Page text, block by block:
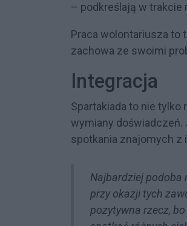
– podkreślają w trakcie
Praca wolontariusza to
zachowa ze swoimi
Integracja
Spartakiada to nie
wymiany doświadczeń.
spotkania znajomych z
Najbardziej podoba
przy okazji tych
pozytywna rzecz,